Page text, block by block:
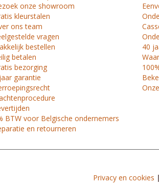
onze showroom
kleurstalen
ons team
vragen
bestellen
betalen
bezorging
garantie
BTW voor Belgische ondernemers
en retourneren
40
Privacy en cookies |